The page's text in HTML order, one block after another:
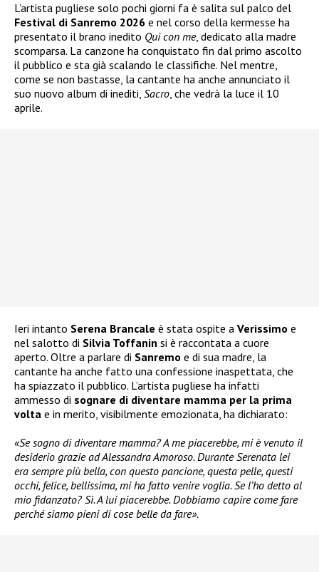
L’artista pugliese solo pochi giorni fa è salita sul palco del
Festival di Sanremo 2026 e nel corso della kermesse ha
presentato il brano inedito Qui con me, dedicato alla madre
scomparsa. La canzone ha conquistato fin dal primo ascolto
il pubblico e sta già scalando le classifiche. Nel mentre,
come se non bastasse, la cantante ha anche annunciato il
suo nuovo album di inediti, Sacro , che vedrà la luce il 10
aprile.
Ieri intanto Serena Brancale è stata ospite a Verissimo e
nel salotto di Silvia Toffanin si è raccontata a cuore
aperto. Oltre a parlare di Sanremo e di sua madre, la
cantante ha anche fatto una confessione inaspettata, che
ha spiazzato il pubblico. L’artista pugliese ha infatti
ammesso di sognare di diventare mamma per la prima
volta e in merito, visibilmente emozionata, ha dichiarato:
«Se sogno di diventare mamma? A me piacerebbe, mi è venuto il
desiderio grazie ad Alessandra Amoroso. Durante Serenata lei
era sempre più bella, con questo pancione, questa pelle, questi
occhi, felice, bellissima, mi ha fatto venire voglia. Se l’ho detto al
mio fidanzato? Sì. A lui piacerebbe. Dobbiamo capire come fare
perché siamo pieni di cose belle da fare».